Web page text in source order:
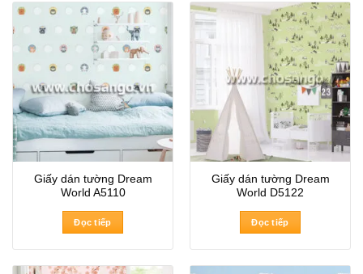
Giấy dán tường Dream
World A5110
Đọc tiếp
Giấy dán tường Dream
World D5122
Đọc tiếp